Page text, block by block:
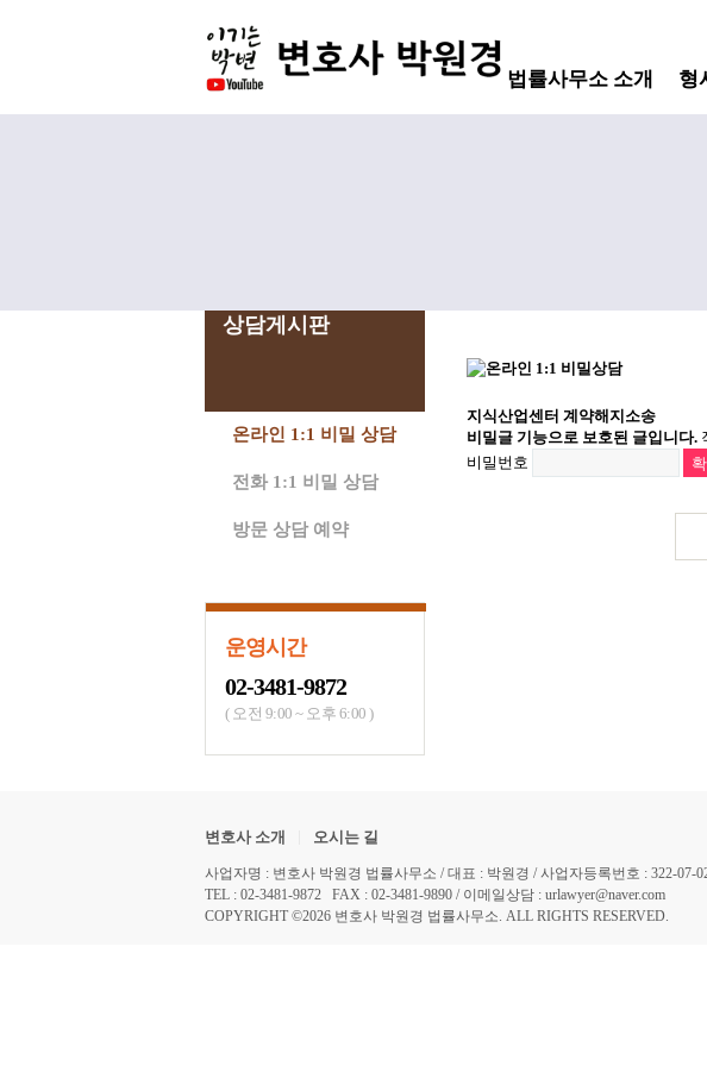
법률사무소 소개 형
상담게시판
온라인 1:1 비밀 상담
전화 1:1 비밀 상담
방문 상담 예약
운영시간
02-3481-9872
( 오전 9:00 ~ 오후 6:00 )
지식산업센터 계약해지소송
비밀글 기능으로 보호된 글입니다.
비밀번호
변호사 소개 오시는 길
사업자명 : 변호사 박원경 법률사무소 / 대표 : 박원경 / 사업자등록번호 : 322-07-
TEL : 02-3481-9872 FAX : 02-3481-9890 / 이메일상담 : urlawyer@naver.com
COPYRIGHT ©2026 변호사 박원경 법률사무소. ALL RIGHTS RESERVED.